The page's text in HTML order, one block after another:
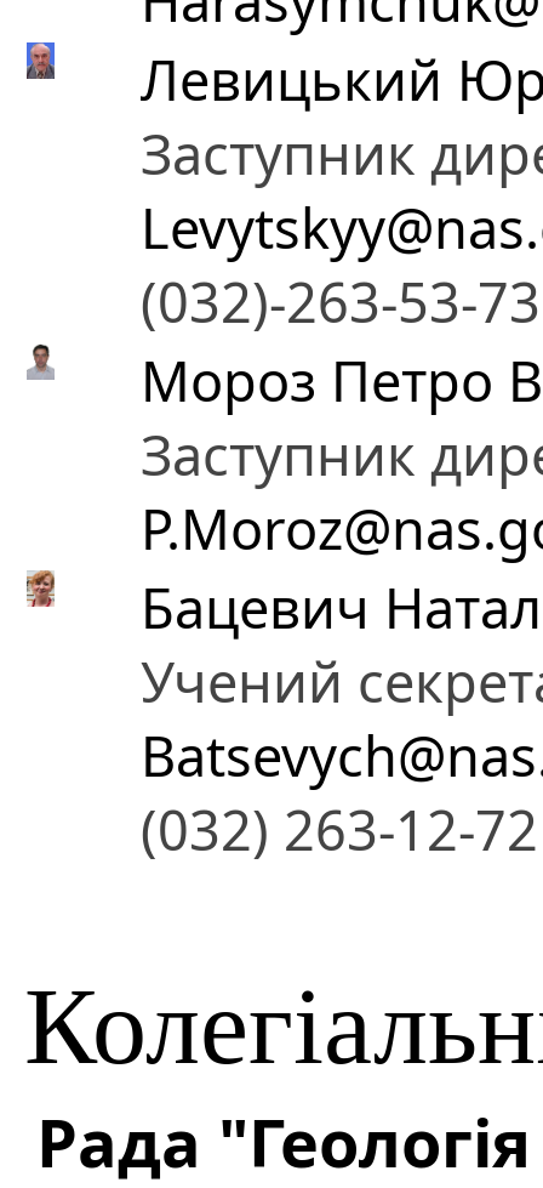
Левицький
Заступник
(032)-263-53-73
Мороз Петро
Заступник
Бацевич
Учений
(032) 263-12-72
Рада "Геологія